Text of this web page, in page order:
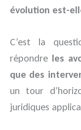
évolution est-
C’est la
répondre les
que des
un tour
juridiques